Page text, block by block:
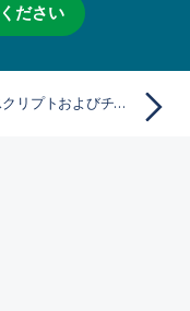
ださい
Ord - スクリプトおよびチャート関数